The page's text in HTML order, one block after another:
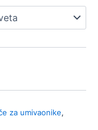
za umivaonike,